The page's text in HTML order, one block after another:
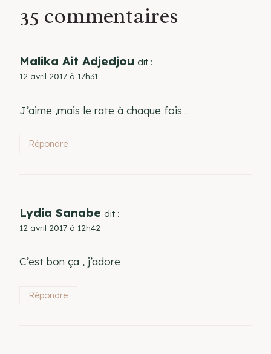
35 commentaires
Malika Ait Adjedjou dit :
12 avril 2017 à 17h31
J’aime ,mais le rate à chaque fois .
Répondre
Lydia Sanabe dit :
12 avril 2017 à 12h42
C’est bon ça , j’adore
Répondre